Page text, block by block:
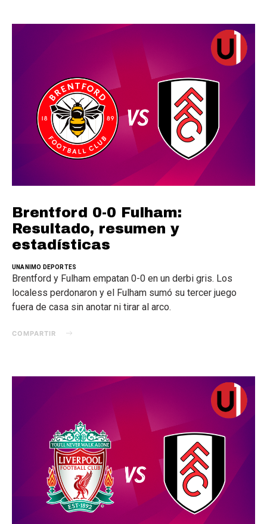
Brentford 0-0 Fulham:
Resultado, resumen y
estadísticas
UNANIMO DEPORTES
Brentford y Fulham empatan 0-0 en un derbi gris. Los
localess perdonaron y el Fulham sumó su tercer juego
fuera de casa sin anotar ni tirar al arco.
COMPARTIR